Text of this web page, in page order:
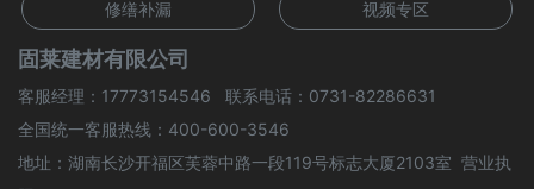
修缮补漏 视频专区
固莱建材有限公司
客服经理：17773154546 联系电话：0731-82286631
全国统一客服热线：400-600-3546
地址：湖南长沙开福区芙蓉中路一段119号标志大厦2103室 营业执